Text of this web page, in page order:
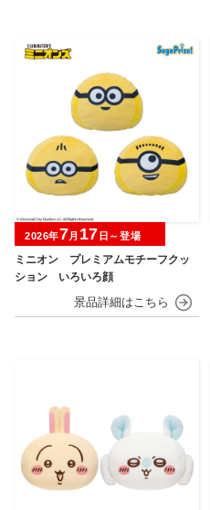
ミニオン プレミアムモチーフクッ
ション いろいろ顔
2026年7月 17 日～登場